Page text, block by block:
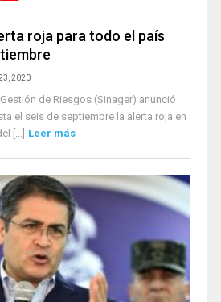
roja para todo el país
2020
de Riesgos (Sinager) anunció
el seis de septiembre la alerta roja en
[...] Leer más